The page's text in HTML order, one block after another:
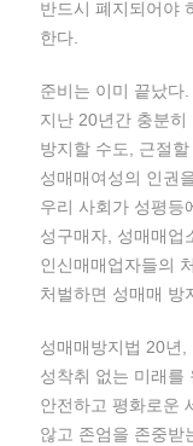
반드시 폐지되어야
한다.
준비는 이미 끝났다
지난 20년간 충분
방지할 수도, 근절
성매매여성의 인권
우리 사회가 성평등
성구매자, 성매매업
인신매매업자들의
처벌하면 성매매 방
성매매방지법 20년
성착취 없는 미래를
안전하고 평화로운
않고 존엄을 존중받